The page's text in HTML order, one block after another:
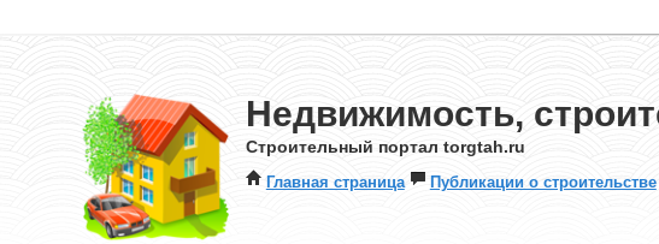
Недвижимость,
Строительный портал torgtah.ru
Главная страница Публикации о строительстве